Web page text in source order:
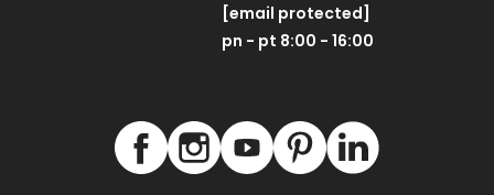
NAJNOWSZE ARTYKUŁY
[email protected]
pn - pt 8:00 - 16:00